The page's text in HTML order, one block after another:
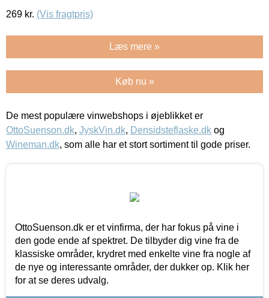
269 kr. (Vis fragtpris)
Læs mere »
Køb nu »
De mest populære vinwebshops i øjeblikket er
OttoSuenson.dk, JyskVin.dk, Densidsteflaske.dk og
Wineman.dk, som alle har et stort sortiment til gode priser.
OttoSuenson.dk er et vinfirma, der har fokus på vine i
den gode ende af spektret. De tilbyder dig vine fra de
klassiske områder, krydret med enkelte vine fra nogle af
de nye og interessante områder, der dukker op. Klik her
for at se deres udvalg.